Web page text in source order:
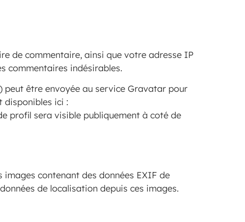
de commentaire, ainsi que votre adresse IP
commentaires indésirables.
peut être envoyée au service Gravatar pour
disponibles ici :
profil sera visible publiquement à coté de
images contenant des données EXIF de
de localisation depuis ces images.